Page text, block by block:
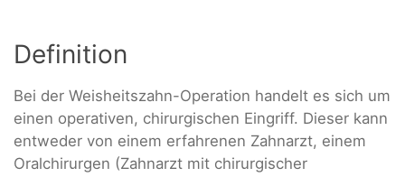
Definition
Bei der Weisheitszahn-Operation handelt es sich um
einen operativen, chirurgischen Eingriff. Dieser kann
entweder von einem erfahrenen Zahnarzt, einem
Oralchirurgen (Zahnarzt mit chirurgischer